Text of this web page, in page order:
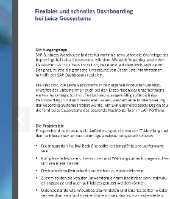
Die Ausgangslage
SAP Business Warehouse bildete für mehr als zehn Jahre die Grundlage des
Reportings bei Leica Geosystems. Mit dem BEx Web Reporting sowie dem
klassischen SAP BEx Web Front End, basierend auf dem Web Application
Designer, wurde die grafische Umsetzung von Daten und Informationen
mithilfe der SAP-Dashboards realisiert.
Die Präzision, die Leica Geosystems in den eigenen Produkten umsetzt,
erwartet das Unternehmen auch bei den Ergebnissen des unternehmens
weiten Reportings: Schnell, flexibel und aussagekräftig sollte sich das
Dashboarding in Zukunft realisieren lassen, weshalb eine Modernisierung
der Reporting-Systeme initiiert wurde. Mit SAP BusinessObjects Design Stu-
dio fand Leica Geosystems das passende Nachfolge-Tool im SAP-Portfolio.
Die Projektziele
Entsprechend hoch waren die Anforderungen, die von der IT-Abteilung und
den Fachbereichen an das zukünftige Analyse-Tool gestellt wurden:
Die Integration ins BW-Back End sollte leistungsfähig und performant
sein.
Komplexe Selektionen, Hierarchien und Währungsumrechnungen sollten
sich realisieren lassen.
Dashboards sollten schnell und einfach zu entwickeln sein.
Zudem sollten sie von den Anwendern einfach bedienbar sein, individu-
ell angepasst und auch auf Tablets genutzt werden können.
Datenbestände wie InfoCubes, Stammdaten und Queries sollten wieder
verwendbar sein und so einen hohen Investitionsschutz sicherstellen.
Flexibles und schnelles Dashboarding
bei Leica Geosystems